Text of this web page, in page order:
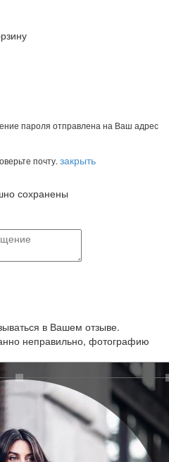
пароля отправлена на Ваш адрес
почту. закрыть
сохранены
в Вашем отзыве.
неправильно, фотографию